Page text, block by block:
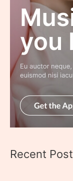
Recent Post